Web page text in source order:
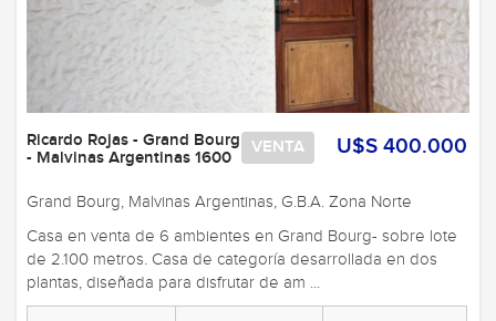
U$S 400.000
VENTA
Ricardo Rojas - Grand Bourg
- Malvinas Argentinas 1600
Grand Bourg, Malvinas Argentinas, G.B.A. Zona Norte
Casa en venta de 6 ambientes en Grand Bourg- sobre lote
de 2.100 metros. Casa de categoría desarrollada en dos
plantas, diseñada para disfrutar de am ...